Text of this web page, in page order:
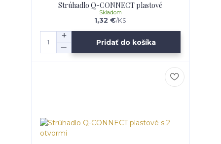
Strúhadlo Q-CONNECT plastové
1,32 €/KS
Skladom
Pridať do košíka